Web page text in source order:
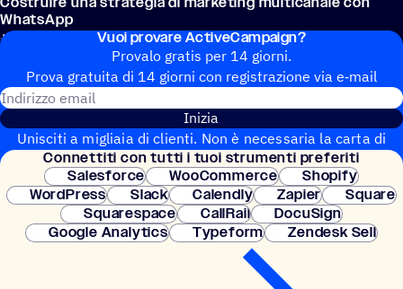
WhatsApp
Katherine Kim 30 giugno 2025
Vuoi provare ActiveCampaign?
Provalo gratis per 14 giorni.
Prova gratuita di 14 giorni con regi­stra­zione via e‑mail
Inizia
Unisciti a migliaia di clienti. Non è necessaria la carta di
credito. Configurazione istantanea.
Connet­titi con tutti i tuoi strumenti preferiti
Salesforce
WooCommerce
Shopify
WordPress
Slack Calendly Zapier
Square
Squarespace
CallRail
DocuSign
Google Analytics
Typeform Zendesk Sell